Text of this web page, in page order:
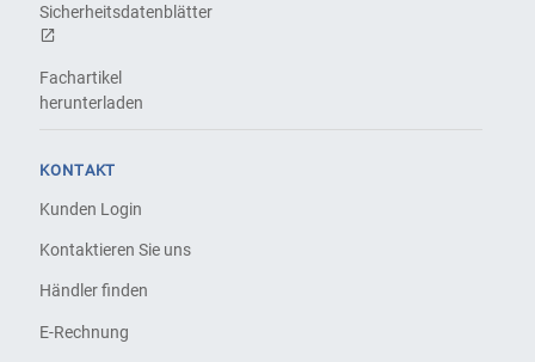
Sicherheitsdatenblätter
Fachartikel
herunterladen
KONTAKT
Kunden Login
Kontaktieren Sie uns
Händler finden
E-Rechnung